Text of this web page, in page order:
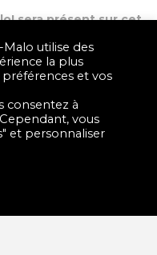
sera présent sur cet
de le confirmer
souhaitez venir
lors du carnaval
nous envoyer
utilise des
la plus
et vos
consentez à
vous
et personnaliser